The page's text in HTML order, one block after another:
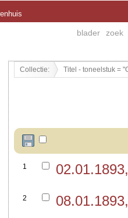
blader zoek
Collectie: Titel - toneelstuk =
1
2